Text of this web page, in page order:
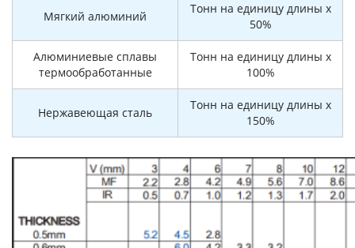
Мягкий алюминий
Тонн на единицу длины x
50%
Алюминиевые сплавы
термообработанные
Тонн на единицу длины x
100%
Нержавеющая сталь
Тонн на единицу длины x
150%